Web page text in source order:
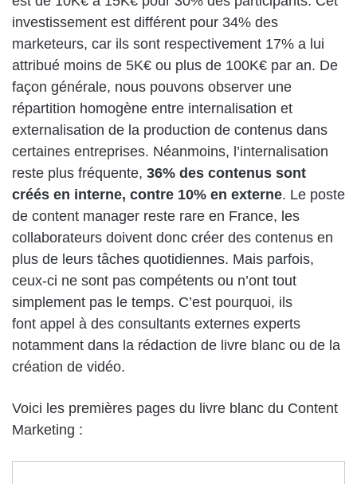
investissement est différent pour 34% des
marketeurs, car ils sont respectivement 17% a lui
attribué moins de 5K€ ou plus de 100K€ par an. De
façon générale, nous pouvons observer une
répartition homogène entre internalisation et
externalisation de la production de contenus dans
certaines entreprises. Néanmoins, l’internalisation
reste plus fréquente, 36% des contenus sont
créés en interne, contre 10% en externe. Le poste
de content manager reste rare en France, les
collaborateurs doivent donc créer des contenus en
plus de leurs tâches quotidiennes. Mais parfois,
ceux-ci ne sont pas compétents ou n’ont tout
simplement pas le temps. C’est pourquoi, ils
font appel à des consultants externes experts
notamment dans la rédaction de livre blanc ou de la
création de vidéo.
Voici les premières pages du livre blanc du Content
Marketing :